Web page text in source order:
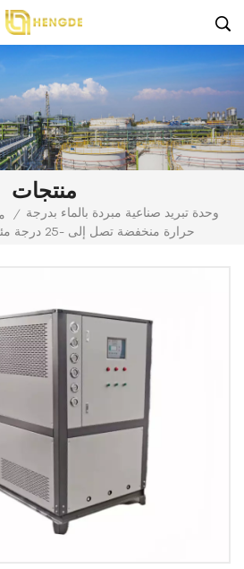
منتجات
/
وحدة تبريد صناعية مبردة بالماء بدرجة
حرارة منخفضة تصل إلى -25 درجة مئوية وقدرة 30 حصان